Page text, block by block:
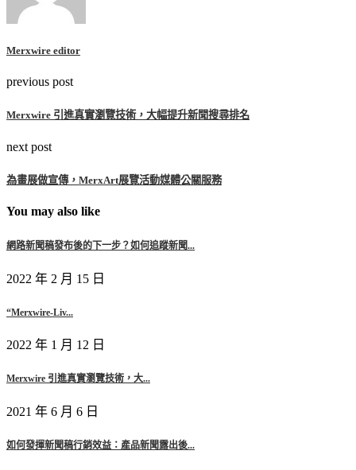
Merxwire editor
previous post
Merxwire 引進真實瀏覽技術，大幅提升新聞搜尋排名
next post
為畫展做宣傳，MerxArt展覽活動媒體公關服務
You may also like
網路新聞稿發布後的下一步？如何追蹤新聞...
2022 年 2 月 15 日
“Merxwire-Liv...
2022 年 1 月 12 日
Merxwire 引進真實瀏覽技術，大...
2021 年 6 月 6 日
如何發揮新聞稿行銷效益：產品新聞露出後...